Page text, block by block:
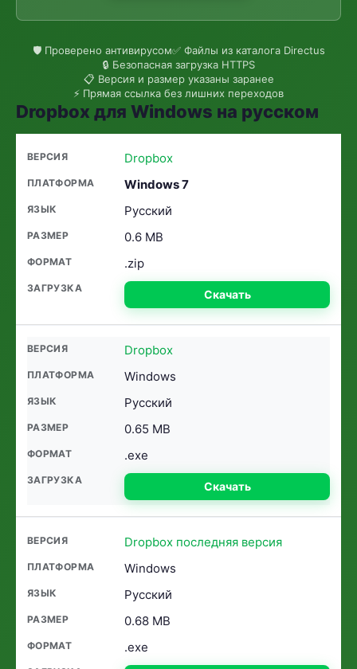
🛡 Проверено антивирусом✅ Файлы из каталога Directus
🔒 Безопасная загрузка HTTPS
📋 Версия и размер указаны заранее
⚡ Прямая ссылка без лишних переходов
Dropbox для Windows на русском
Dropbox
Windows 7
Русский
0.6 MB
.zip
Скачать
Dropbox
Windows
Русский
0.65 MB
.exe
Скачать
Dropbox последняя версия
Windows
Русский
0.68 MB
.exe